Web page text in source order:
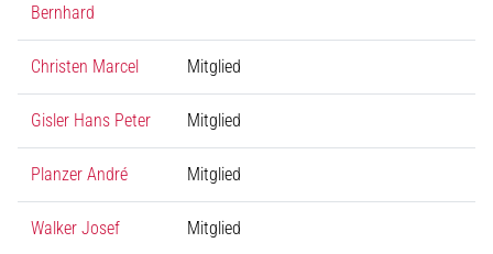
Bernhard
Christen Marcel Mitglied
Gisler Hans Peter Mitglied
Planzer André Mitglied
Walker Josef Mitglied